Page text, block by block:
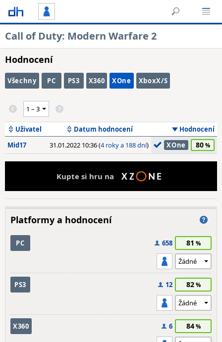
Call of Duty: Modern Warfare 2
Hodnocení
Všechny PC PS3 X360 XOne XboxX/S
Uživatel Datum hodnocení
Hodnocení
Mid17
31.01.2022 10:36 (4 roky a 188 dní) XOne 80
Kupte si hru na
Platformy a hodnocení
PC 658 81
PS3 12 82
X360 6 84